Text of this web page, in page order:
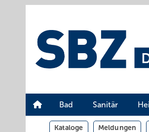
Bad Sanitär
Kataloge Meldungen